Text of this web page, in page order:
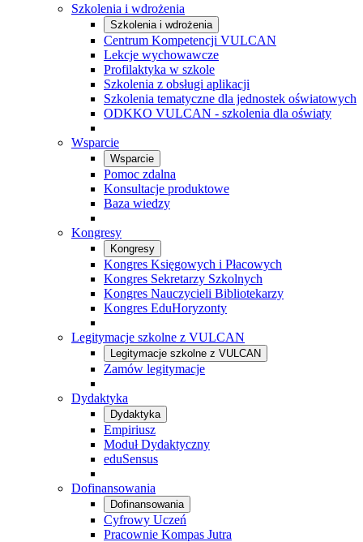
Szkolenia i wdrożenia
Szkolenia i wdrożenia
Centrum Kompetencji VULCAN
Lekcje wychowawcze
Profilaktyka w szkole
Szkolenia z obsługi aplikacji
Szkolenia tematyczne dla jednostek oświatowych
ODKKO VULCAN - szkolenia dla oświaty
Wsparcie
Wsparcie
Pomoc zdalna
Konsultacje produktowe
Baza wiedzy
Kongresy
Kongresy
Kongres Księgowych i Płacowych
Kongres Sekretarzy Szkolnych
Kongres Nauczycieli Bibliotekarzy
Kongres EduHoryzonty
Legitymacje szkolne z VULCAN
Legitymacje szkolne z VULCAN
Zamów legitymacje
Dydaktyka
Dydaktyka
Empiriusz
Moduł Dydaktyczny
eduSensus
Dofinansowania
Dofinansowania
Cyfrowy Uczeń
Pracownie Kompas Jutra